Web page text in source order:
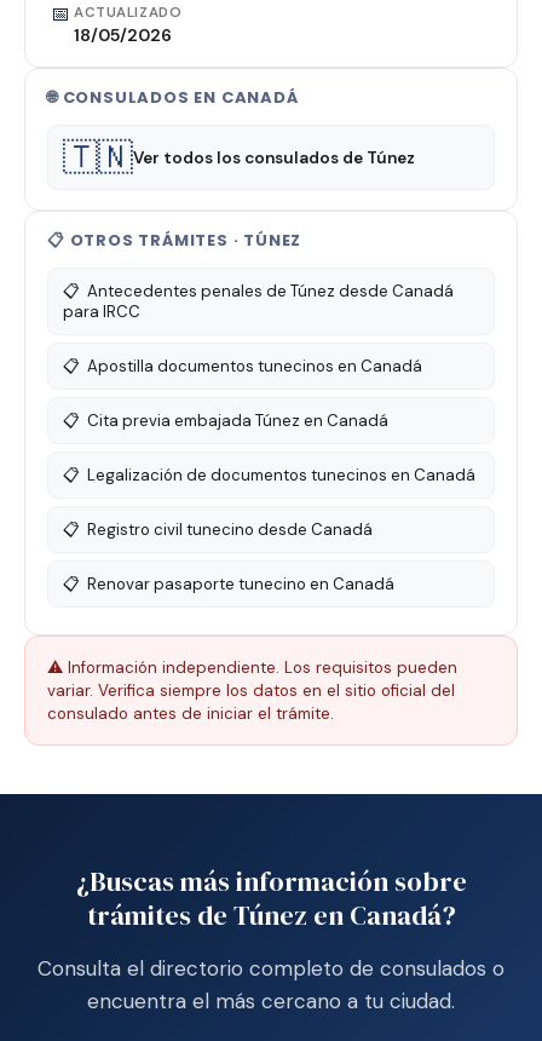
📅 ACTUALIZADO
18/05/2026
🌐 CONSULADOS EN CANADÁ
🇹🇳Ver todos los consulados de Túnez
📋 OTROS TRÁMITES · TÚNEZ
📋 Antecedentes penales de Túnez desde Canadá
para IRCC
📋 Apostilla documentos tunecinos en Canadá
📋 Cita previa embajada Túnez en Canadá
📋 Legalización de documentos tunecinos en Canadá
📋 Registro civil tunecino desde Canadá
📋 Renovar pasaporte tunecino en Canadá
⚠️ Información independiente. Los requisitos pueden
variar. Verifica siempre los datos en el sitio oficial del
consulado antes de iniciar el trámite.
¿Buscas más información sobre
trámites de Túnez en Canadá?
Consulta el directorio completo de consulados o
encuentra el más cercano a tu ciudad.